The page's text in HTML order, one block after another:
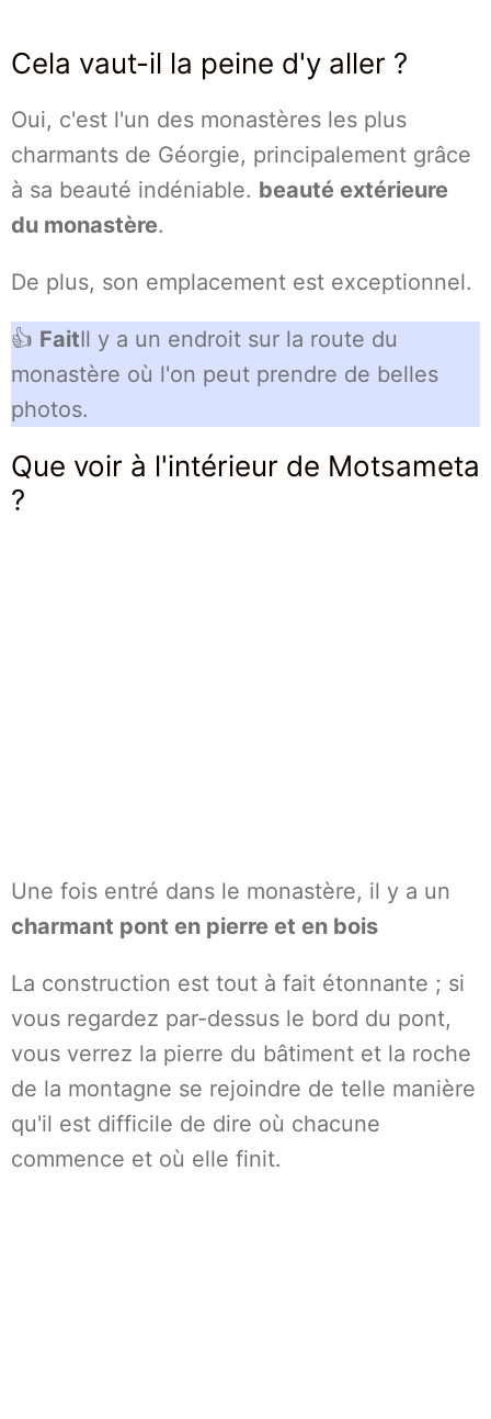
Cela vaut-il la peine d'y aller ?
Oui, c'est l'un des monastères les plus
charmants de Géorgie, principalement grâce
à sa beauté indéniable. beauté extérieure
du monastère.
De plus, son emplacement est exceptionnel.
👍 FaitIl y a un endroit sur la route du
monastère où l'on peut prendre de belles
photos.
Que voir à l'intérieur de Motsameta
?
Une fois entré dans le monastère, il y a un
charmant pont en pierre et en bois
La construction est tout à fait étonnante ; si
vous regardez par-dessus le bord du pont,
vous verrez la pierre du bâtiment et la roche
de la montagne se rejoindre de telle manière
qu'il est difficile de dire où chacune
commence et où elle finit.